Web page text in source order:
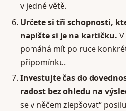
v jedné větě.
Určete si tři schopnosti,
napište si je na kartičku.
pomáhá mít po ruce
připomínku.
Investujte čas do
radost bez ohledu na
se v něčem zlepšovat“